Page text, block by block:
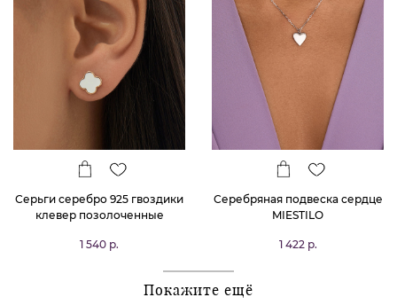
Серьги серебро 925 гвоздики
клевер позолоченные
1 540 р.
Серебряная подвеска сердце
MIESTILO
1 422 р.
Покажите ещё